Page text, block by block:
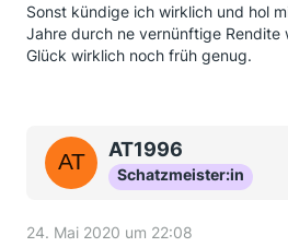
Sonst kündige ich wirklich und hol
Jahre durch ne vernünftige Rendite
Glück wirklich noch früh genug.
AT1996
Schatzmeister:in
24. Mai 2020 um 22:08